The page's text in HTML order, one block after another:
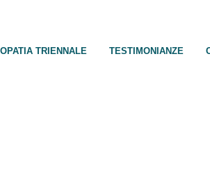
TRIENNALE TESTIMONIANZE